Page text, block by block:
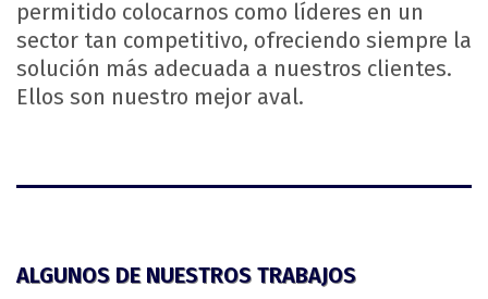
permitido colocarnos como líderes en un
sector tan competitivo, ofreciendo siempre la
solución más adecuada a nuestros clientes.
Ellos son nuestro mejor aval.
ALGUNOS DE NUESTROS TRABAJOS